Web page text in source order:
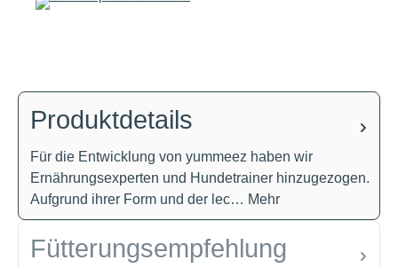
Produktdetails
Für die Entwicklung von yummeez haben wir
Ernährungsexperten und Hundetrainer hinzugezogen.
Aufgrund ihrer Form und der lec… Mehr
Fütterungsempfehlung